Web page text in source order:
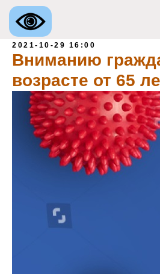
2021-10-29 16:00
Вниманию
возрасте от 65